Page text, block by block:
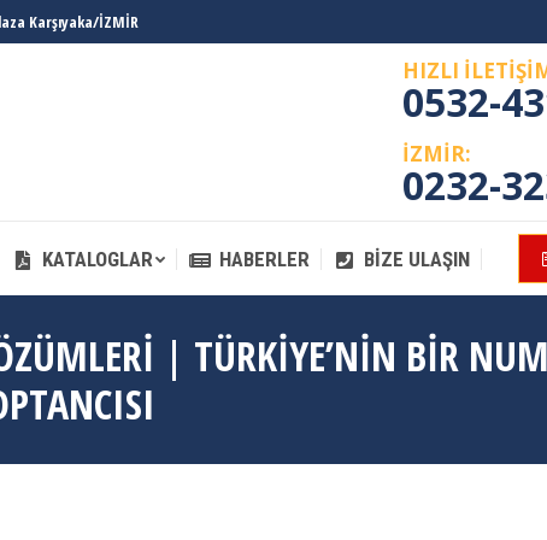
Karşıyaka/İZMİR
HIZLI
0532-
İZMİR:
0232-
KATALOGLAR HABERLER BIZE ULAŞIN
| TÜRKIYE’NIN BIR
KATALOGLAR HABERLER BIZE ULAŞIN